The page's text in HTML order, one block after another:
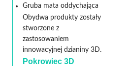
Gruba mata oddychająca
Obydwa produkty zostały
stworzone z
zastosowaniem
innowacyjnej dzianiny 3D.
Pokrowiec 3D